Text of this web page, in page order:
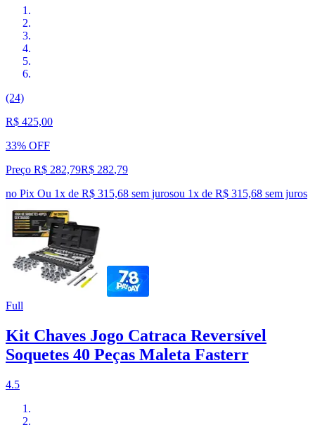
(24)
R$ 425,00
33% OFF
Preço R$ 282,79R$ 282,79
no Pix Ou 1x de R$ 315,68 sem jurosou 1x de R$ 315,68 sem juros
Full
Kit Chaves Jogo Catraca Reversível
Soquetes 40 Peças Maleta Fasterr
4.5